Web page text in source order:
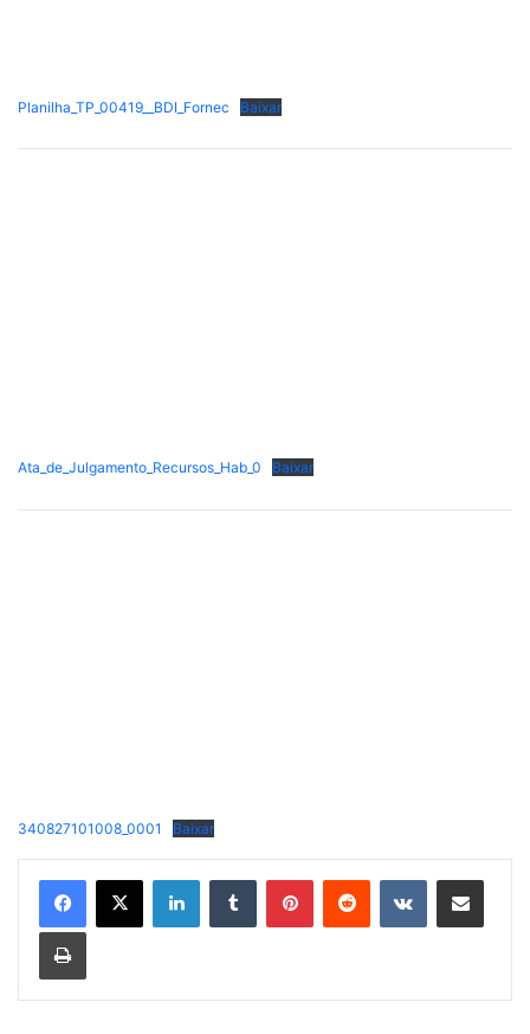
Planilha_TP_00419__BDI_Fornec Baixar
Ata_de_Julgamento_Recursos_Hab_0 Baixar
340827101008_0001 Baixar
LinkedinTumblr PinterestReddit VK Compartilhar via e-mail
Imprimir